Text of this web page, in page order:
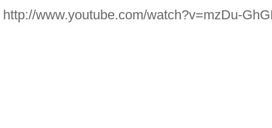
http://www.youtube.com/watch?v=mzDu-